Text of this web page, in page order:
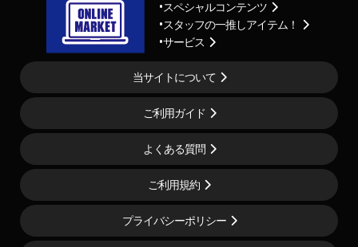
スペシャルコンテンツ
スタッフの一推しアイテム！
サービス
当サイトについて
ご利用ガイド
よくある質問
ご利用規約
プライバシーポリシー